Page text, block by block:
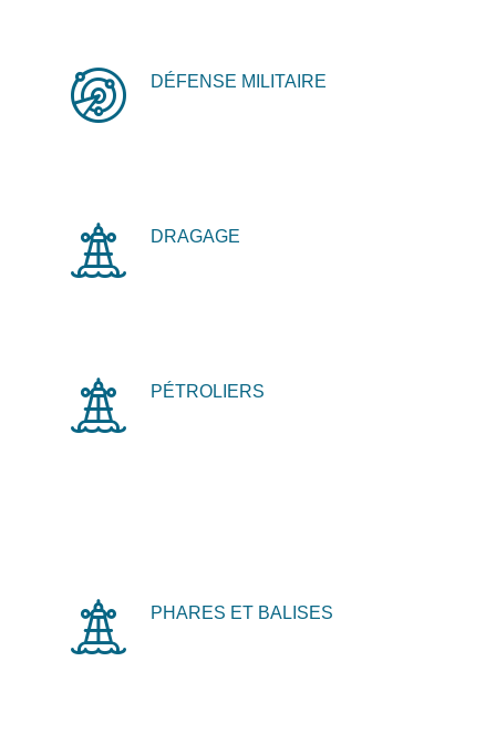
DÉFENSE MILITAIRE
DRAGAGE
PÉTROLIERS
PHARES ET BALISES